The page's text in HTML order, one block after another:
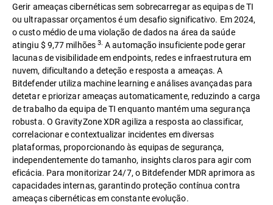
Gerir ameaças cibernéticas sem sobrecarregar as equipas de TI
ou ultrapassar orçamentos é um desafio significativo. Em 2024,
o custo médio de uma violação de dados na área da saúde
atingiu $ 9,77 milhões 3. A automação insuficiente pode gerar
lacunas de visibilidade em endpoints, redes e infraestrutura em
nuvem, dificultando a deteção e resposta a ameaças. A
Bitdefender utiliza machine learning e análises avançadas para
detetar e priorizar ameaças automaticamente, reduzindo a carga
de trabalho da equipa de TI enquanto mantém uma segurança
robusta. O GravityZone XDR agiliza a resposta ao classificar,
correlacionar e contextualizar incidentes em diversas
plataformas, proporcionando às equipas de segurança,
independentemente do tamanho, insights claros para agir com
eficácia. Para monitorizar 24/7, o Bitdefender MDR aprimora as
capacidades internas, garantindo proteção contínua contra
ameaças cibernéticas em constante evolução.